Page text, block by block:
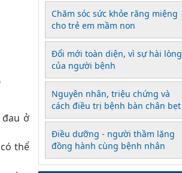
ở
thể
Chăm sóc sức khỏe răng miệng
cho trẻ em mầm non
Đổi mới toàn diện, vì sự hài lòng
của người bệnh
Nguyên nhân, triệu chứng và
cách điều trị bệnh bàn chân bẹt
Điều dưỡng - người thầm lặng
đồng hành cùng bệnh nhân